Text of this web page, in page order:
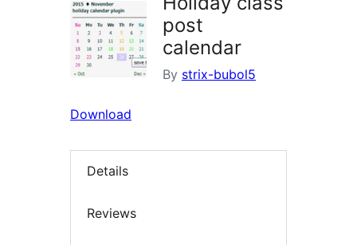
post
calendar
By strix-bubol5
Download
Details
Reviews